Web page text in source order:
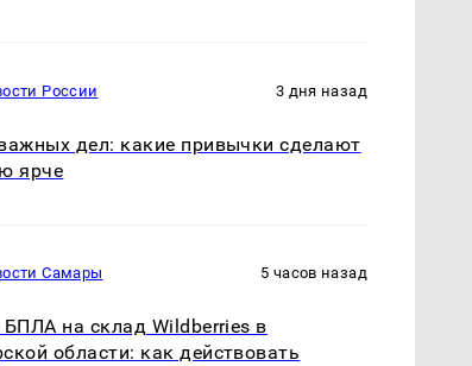
России 3 дня назад
дел: какие привычки сделают
ярче
Самары 5 часов назад
БПЛА на склад Wildberries в
области: как действовать